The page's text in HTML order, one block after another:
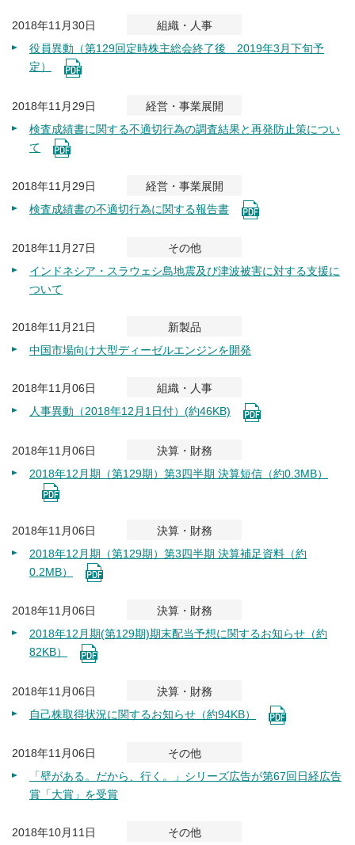
2018年11月30日
組織・人事
役員異動（第129回定時株主総会終了後 2019年3月下旬予
定）
2018年11月29日
経営・事業展開
検査成績書に関する不適切行為の調査結果と再発防止策につい
て
2018年11月29日
経営・事業展開
検査成績書の不適切行為に関する報告書
2018年11月27日
その他
インドネシア・スラウェシ島地震及び津波被害に対する支援に
ついて
2018年11月21日
新製品
中国市場向け大型ディーゼルエンジンを開発
2018年11月06日
組織・人事
人事異動（2018年12月1日付）(約46KB)
2018年11月06日
決算・財務
2018年12月期（第129期）第3四半期 決算短信（約0.3MB）
2018年11月06日
決算・財務
2018年12月期（第129期）第3四半期 決算補足資料（約
0.2MB）
2018年11月06日
決算・財務
2018年12月期(第129期)期末配当予想に関するお知らせ（約
82KB）
2018年11月06日
決算・財務
自己株取得状況に関するお知らせ（約94KB）
2018年11月06日
その他
「壁がある。だから、行く。」シリーズ広告が第67回日経広告
賞「大賞」を受賞
2018年10月11日
その他